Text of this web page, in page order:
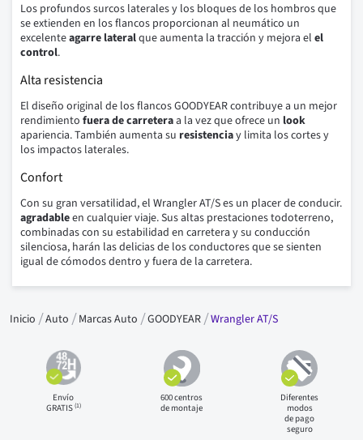
Los profundos surcos laterales y los bloques de los hombros que
se extienden en los flancos proporcionan al neumático un
excelenteagarre lateralque aumenta la tracción y mejora el el
control.
Alta resistencia
El diseño original de los flancos GOODYEAR contribuye a un mejor
rendimiento fuera de carreteraa la vez que ofrece un look
apariencia. También aumenta su resistenciay limita los cortes y
los impactos laterales.
Confort
Con su gran versatilidad, el Wrangler AT/S es un placer de conducir.
agradableen cualquier viaje. Sus altas prestaciones todoterreno,
combinadas con su estabilidad en carretera y su conducción
silenciosa, harán las delicias de los conductores que se sienten
igual de cómodos dentro y fuera de la carretera.
Inicio Auto Marcas Auto GOODYEAR Wrangler AT/S
Envío
GRATIS(1)
600 centros
de montaje
Diferentes
modos
de pago
seguro